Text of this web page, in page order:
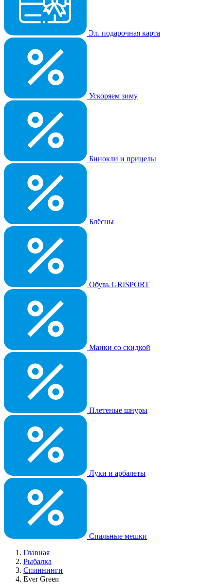
Эл. подарочная карта
Ускоряем зиму
Бинокли и прицелы
Блёсны
Обувь GRISPORT
Манки со скидкой
Плетеные шнуры
Луки и арбалеты
Спальные мешки
Главная
Рыбалка
Спиннинги
Ever Green